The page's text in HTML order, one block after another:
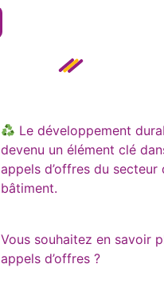
Le développement
devenu un élément clé
appels d’offres du secteur
bâtiment.
Vous souhaitez en savoir
appels d’offres ?